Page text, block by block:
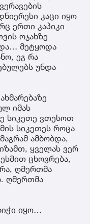
კაცი იყო
ერთი კაპიკი
ოჯახზე
მეტყოდა
ეგ რა
უნდა
იმას
სიკეთე ვთესოთ
სიკეთეს როცა
ამბობდა,
ყველას ვერ
ცხოვრება,
ღმერთმა
ღმერთმა
იყო…